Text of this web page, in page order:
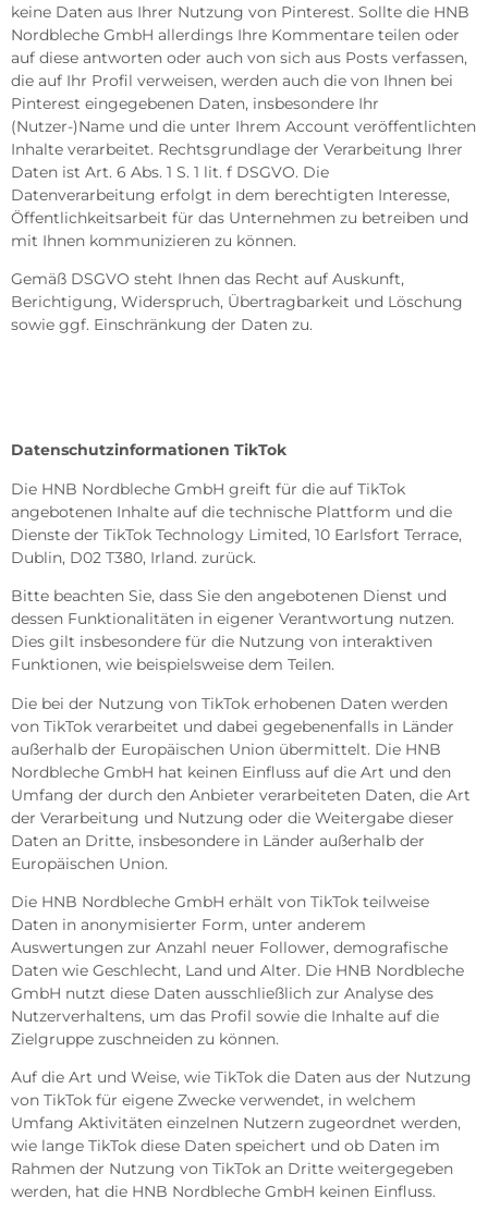
keine Daten aus Ihrer Nutzung von Pinterest. Sollte die HNB
Nordbleche GmbH allerdings Ihre Kommentare teilen oder
auf diese antworten oder auch von sich aus Posts verfassen,
die auf Ihr Profil verweisen, werden auch die von Ihnen bei
Pinterest eingegebenen Daten, insbesondere Ihr
(Nutzer-)Name und die unter Ihrem Account veröffentlichten
Inhalte verarbeitet. Rechtsgrundlage der Verarbeitung Ihrer
Daten ist Art. 6 Abs. 1 S. 1 lit. f DSGVO. Die
Datenverarbeitung erfolgt in dem berechtigten Interesse,
Öffentlichkeitsarbeit für das Unternehmen zu betreiben und
mit Ihnen kommunizieren zu können.
Gemäß DSGVO steht Ihnen das Recht auf Auskunft,
Berichtigung, Widerspruch, Übertragbarkeit und Löschung
sowie ggf. Einschränkung der Daten zu.
Datenschutzinformationen TikTok
Die HNB Nordbleche GmbH greift für die auf TikTok
angebotenen Inhalte auf die technische Plattform und die
Dienste der TikTok Technology Limited, 10 Earlsfort Terrace,
Dublin, D02 T380, Irland. zurück.
Bitte beachten Sie, dass Sie den angebotenen Dienst und
dessen Funktionalitäten in eigener Verantwortung nutzen.
Dies gilt insbesondere für die Nutzung von interaktiven
Funktionen, wie beispielsweise dem Teilen.
Die bei der Nutzung von TikTok erhobenen Daten werden
von TikTok verarbeitet und dabei gegebenenfalls in Länder
außerhalb der Europäischen Union übermittelt. Die HNB
Nordbleche GmbH hat keinen Einfluss auf die Art und den
Umfang der durch den Anbieter verarbeiteten Daten, die Art
der Verarbeitung und Nutzung oder die Weitergabe dieser
Daten an Dritte, insbesondere in Länder außerhalb der
Europäischen Union.
Die HNB Nordbleche GmbH erhält von TikTok teilweise
Daten in anonymisierter Form, unter anderem
Auswertungen zur Anzahl neuer Follower, demografische
Daten wie Geschlecht, Land und Alter. Die HNB Nordbleche
GmbH nutzt diese Daten ausschließlich zur Analyse des
Nutzerverhaltens, um das Profil sowie die Inhalte auf die
Zielgruppe zuschneiden zu können.
Auf die Art und Weise, wie TikTok die Daten aus der Nutzung
von TikTok für eigene Zwecke verwendet, in welchem
Umfang Aktivitäten einzelnen Nutzern zugeordnet werden,
wie lange TikTok diese Daten speichert und ob Daten im
Rahmen der Nutzung von TikTok an Dritte weitergegeben
werden, hat die HNB Nordbleche GmbH keinen Einfluss.